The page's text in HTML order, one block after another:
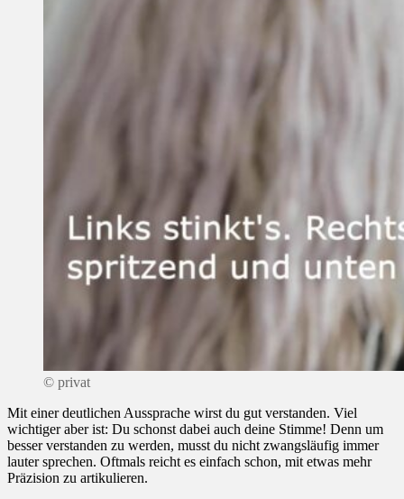
© privat
Mit einer deutlichen Aussprache wirst du gut verstanden. Viel
wichtiger aber ist: Du schonst dabei auch deine Stimme! Denn um
besser verstanden zu werden, musst du nicht zwangsläufig immer
lauter sprechen. Oftmals reicht es einfach schon, mit etwas mehr
Präzision zu artikulieren.